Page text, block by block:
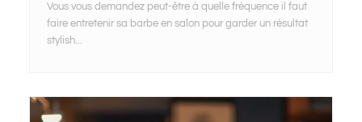
Vous vous demandez peut-être à quelle fréquence il faut
faire entretenir sa barbe en salon pour garder un résultat
stylish...